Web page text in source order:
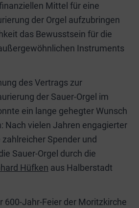
Mittel für eine
der Orgel aufzubringen
das Bewusstsein für die
Instruments
des Vertrags zur
der Sauer-Orgel im
ein lange gehegter Wunsch
Nach vielen Jahren engagierter
Spender und
Sauer-Orgel durch die
Hüfken aus Halberstadt
600-Jahr-Feier der Moritzkirche